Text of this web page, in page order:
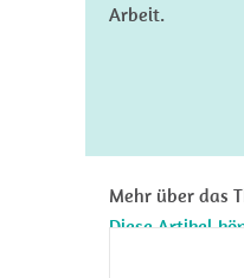
Arbeit.
Mehr über das
Diese Artikel